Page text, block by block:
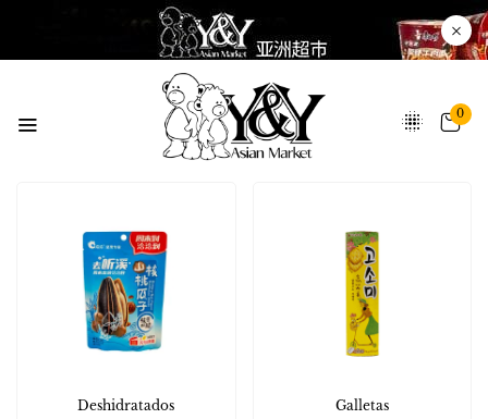
0
Deshidratados Galletas